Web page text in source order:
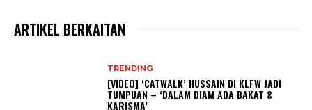
ARTIKEL BERKAITAN
TRENDING
[VIDEO] ‘CATWALK’ HUSSAIN DI KLFW JADI
TUMPUAN – ‘DALAM DIAM ADA BAKAT &
KARISMA’